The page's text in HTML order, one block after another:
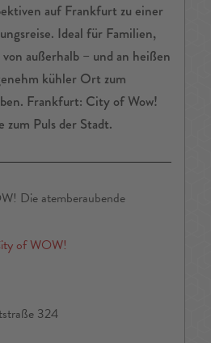
auf Frankfurt zu einer
Ideal für Familien,
außerhalb – und an heißen
kühler Ort zum
Frankfurt: City of Wow!
zum Puls der Stadt.
Die atemberaubende
of WOW!
324